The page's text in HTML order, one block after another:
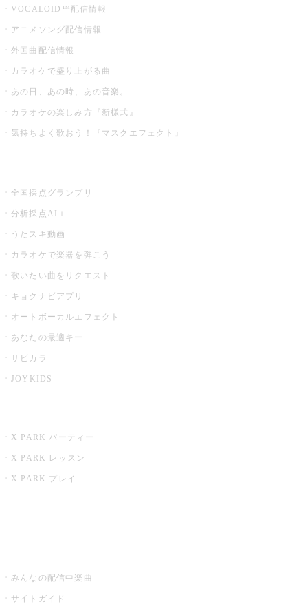
VOCALOID™配信情報
アニメソング配信情報
外国曲配信情報
カラオケで盛り上がる曲
あの日、あの時、あの音楽。
カラオケの楽しみ方『新様式』
気持ちよく歌おう！『マスクエフェクト』
全国採点グランプリ
分析採点AI＋
うたスキ動画
カラオケで楽器を弾こう
歌いたい曲をリクエスト
キョクナビアプリ
オートボーカルエフェクト
あなたの最適キー
サビカラ
JOYKIDS
X PARK パーティー
X PARK レッスン
X PARK プレイ
みんなの配信中楽曲
サイトガイド